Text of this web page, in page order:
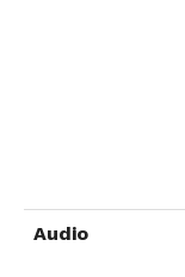
Audio